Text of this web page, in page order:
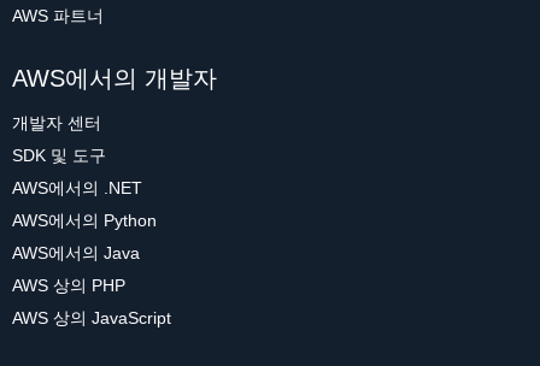
AWS 파트너
AWS에서의 개발자
개발자 센터
SDK 및 도구
AWS에서의 .NET
AWS에서의 Python
AWS에서의 Java
AWS 상의 PHP
AWS 상의 JavaScript